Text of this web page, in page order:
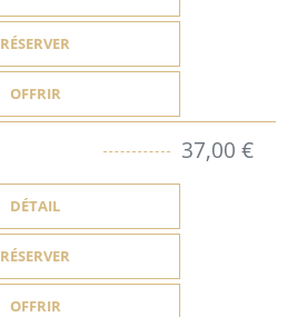
RÉSERVER
OFFRIR
37,00 €
DÉTAIL
RÉSERVER
OFFRIR